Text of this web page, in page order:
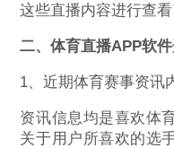
这些直播内容进行查
二、体育直播APP软
1、近期体育赛事资讯
资讯信息均是喜欢体
关于用户所喜欢的选